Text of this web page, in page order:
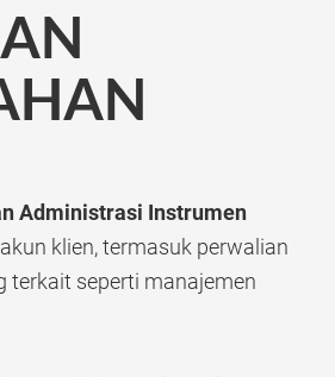
Administrasi Instrumen
klien, termasuk perwalian
terkait seperti manajemen